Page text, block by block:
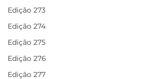
Edição 273
Edição 274
Edição 275
Edição 276
Edição 277